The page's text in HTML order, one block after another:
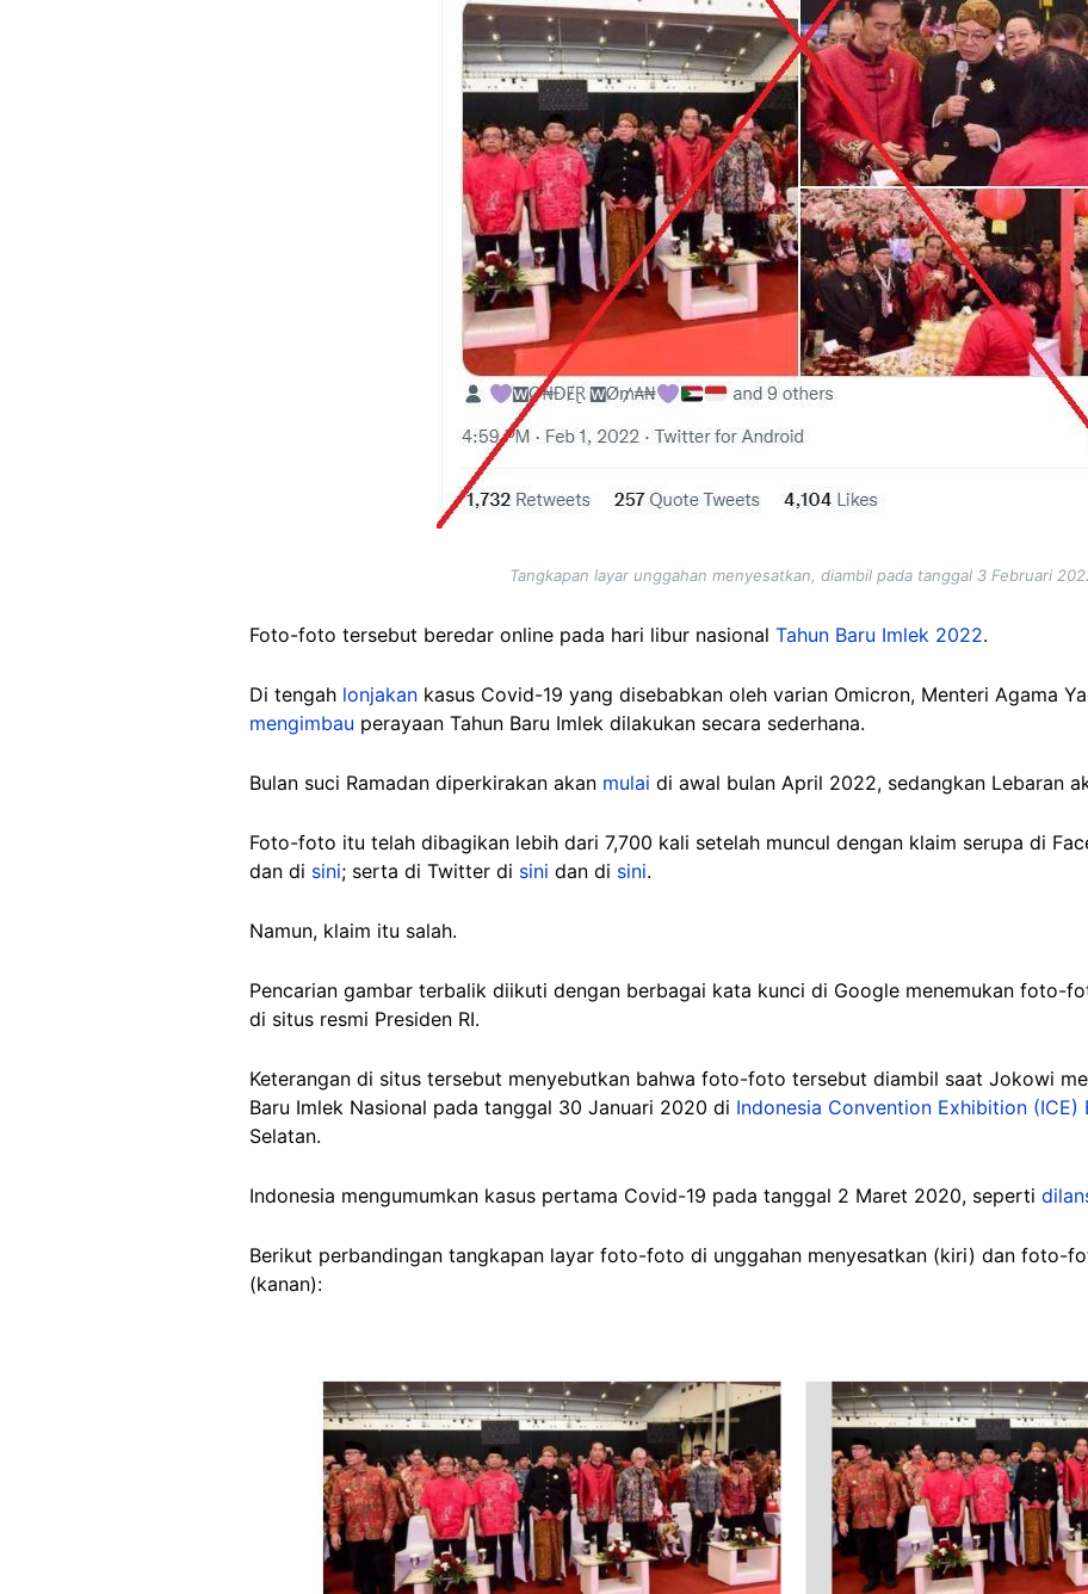
Tangkapan layar unggahan menyesatkan, diambil pada tanggal 3 Februari
Foto-foto tersebut beredar online pada hari libur nasional Tahun Baru Imlek 2022.
Di tengah lonjakan kasus Covid-19 yang disebabkan oleh varian Omicron, Menteri Agama
mengimbau perayaan Tahun Baru Imlek dilakukan secara sederhana.
Bulan suci Ramadan diperkirakan akan mulai di awal bulan April 2022, sedangkan Lebaran
Foto-foto itu telah dibagikan lebih dari 7,700 kali setelah muncul dengan klaim serupa di
dan di sini; serta di Twitter di sini dan di sini.
Namun, klaim itu salah.
Pencarian gambar terbalik diikuti dengan berbagai kata kunci di Google menemukan foto-
di situs resmi Presiden RI.
Keterangan di situs tersebut menyebutkan bahwa foto-foto tersebut diambil saat Jokowi
Baru Imlek Nasional pada tanggal 30 Januari 2020 di Indonesia Convention Exhibition (ICE)
Selatan.
Indonesia mengumumkan kasus pertama Covid-19 pada tanggal 2 Maret 2020, seperti
Berikut perbandingan tangkapan layar foto-foto di unggahan menyesatkan (kiri) dan foto-
(kanan):